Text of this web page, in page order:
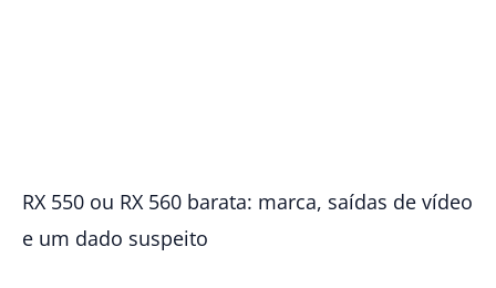
RX 550 ou RX 560 barata: marca, saídas de vídeo
e um dado suspeito